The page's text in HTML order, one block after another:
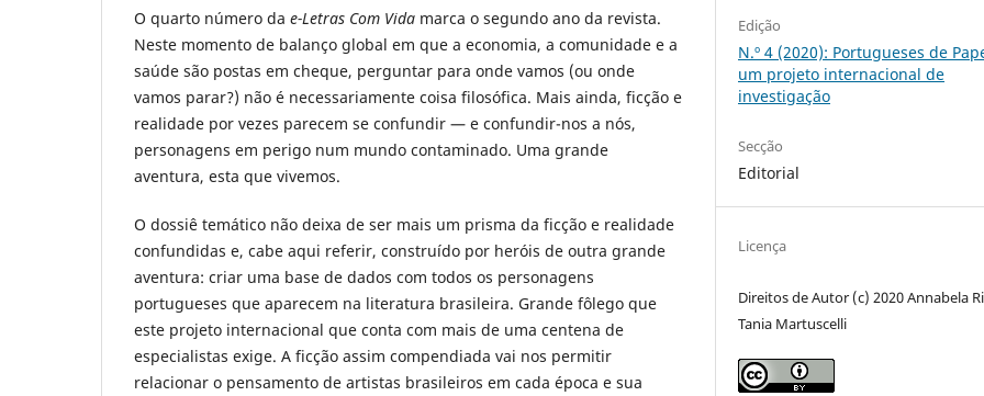
O quarto número da e-Letras Com Vida marca o segundo ano da revista.
Neste momento de balanço global em que a economia, a comunidade e a
saúde são postas em cheque, perguntar para onde vamos (ou onde
vamos parar?) não é necessariamente coisa filosófica. Mais ainda, ficção e
realidade por vezes parecem se confundir — e confundir-nos a nós,
personagens em perigo num mundo contaminado. Uma grande
aventura, esta que vivemos.
O dossiê temático não deixa de ser mais um prisma da ficção e realidade
confundidas e, cabe aqui referir, construído por heróis de outra grande
aventura: criar uma base de dados com todos os personagens
portugueses que aparecem na literatura brasileira. Grande fôlego que
este projeto internacional que conta com mais de uma centena de
especialistas exige. A ficção assim compendiada vai nos permitir
relacionar o pensamento de artistas brasileiros em cada época e sua
Edição
N.º 4 (2020): Portugueses de
um projeto internacional de
investigação
Secção
Editorial
Licença
Direitos de Autor (c) 2020 Annabela
Tania Martuscelli